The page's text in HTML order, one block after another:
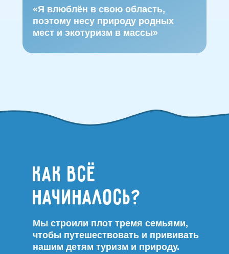
«Я влюблён в свою область,
поэтому несу природу родных
мест и экотуризм в массы»
Как всё
начиналось?
Мы строили плот тремя семьями,
чтобы путешествовать и прививать
нашим детям туризм и природу.